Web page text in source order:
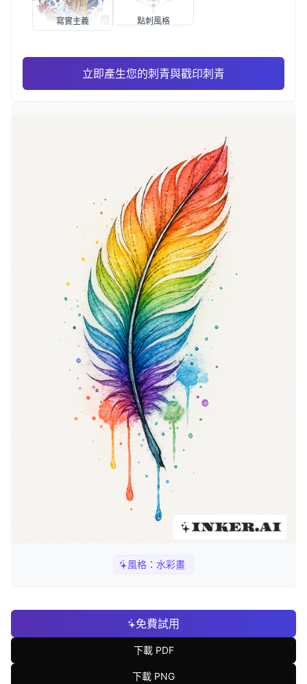
風格： 水彩畫
寫實主義 點刺風格
立即產生您的刺青與戳印刺青
免費試用
下載 PDF
下載 PNG